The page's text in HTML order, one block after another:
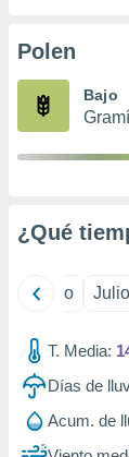
e
mediante
de
Polen
Bajo
¿Qué
Junio Julio
T. Media:
Días de
Acum. de